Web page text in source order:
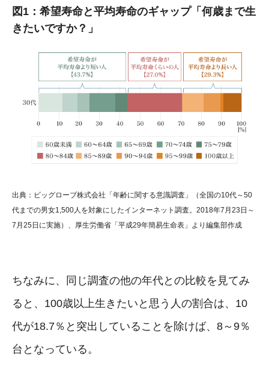
図1：希望寿命と平均寿命のギャップ「何歳まで生
きたいですか？」
出典：ビッグローブ株式会社「年齢に関する意識調査」（全国の10代～50
代までの男女1,500人を対象にしたインターネット調査。2018年7月23日～
7月25日に実施）、厚生労働省「平成29年簡易生命表」より編集部作成
ちなみに、同じ調査の他の年代との比較を見てみ
ると、100歳以上生きたいと思う人の割合は、10
代が18.7％と突出していることを除けば、8～9％
台となっている。